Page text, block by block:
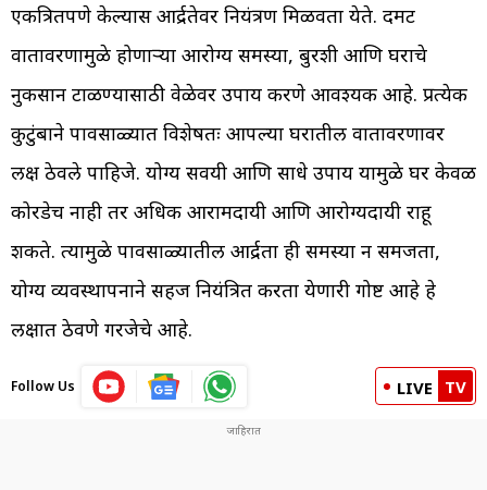
एकत्रितपणे केल्यास आर्द्रतेवर नियंत्रण मिळवता येते. दमट
वातावरणामुळे होणाऱ्या आरोग्य समस्या, बुरशी आणि घराचे
नुकसान टाळण्यासाठी वेळेवर उपाय करणे आवश्यक आहे. प्रत्येक
कुटुंबाने पावसाळ्यात विशेषतः आपल्या घरातील वातावरणावर
लक्ष ठेवले पाहिजे. योग्य सवयी आणि साधे उपाय यामुळे घर केवळ
कोरडेच नाही तर अधिक आरामदायी आणि आरोग्यदायी राहू
शकते. त्यामुळे पावसाळ्यातील आर्द्रता ही समस्या न समजता,
योग्य व्यवस्थापनाने सहज नियंत्रित करता येणारी गोष्ट आहे हे
लक्षात ठेवणे गरजेचे आहे.
Follow Us LIVE TV